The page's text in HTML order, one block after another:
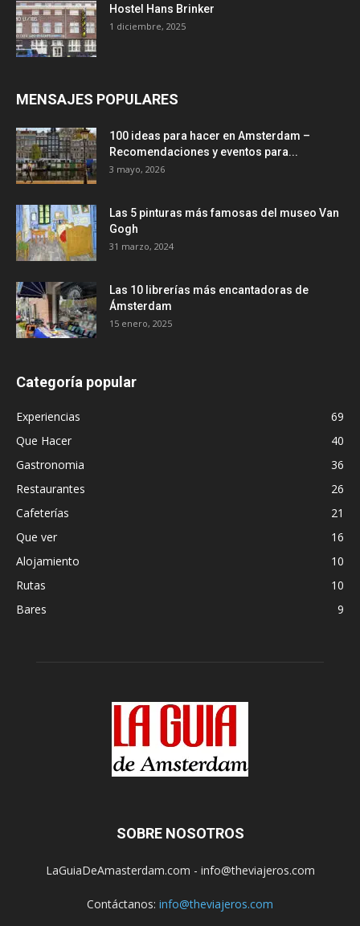
Hostel Hans Brinker
1 diciembre, 2025
MENSAJES POPULARES
100 ideas para hacer en Amsterdam –
Recomendaciones y eventos para...
3 mayo, 2026
Las 5 pinturas más famosas del museo Van
Gogh
31 marzo, 2024
Las 10 librerías más encantadoras de
Ámsterdam
15 enero, 2025
Categoría popular
Experiencias
69
Que Hacer
40
Gastronomia
36
Restaurantes
26
Cafeterías
21
Que ver
16
Alojamiento
10
Rutas
10
Bares
9
SOBRE NOSOTROS
LaGuiaDeAmasterdam.com - info@theviajeros.com
Contáctanos: info@theviajeros.com